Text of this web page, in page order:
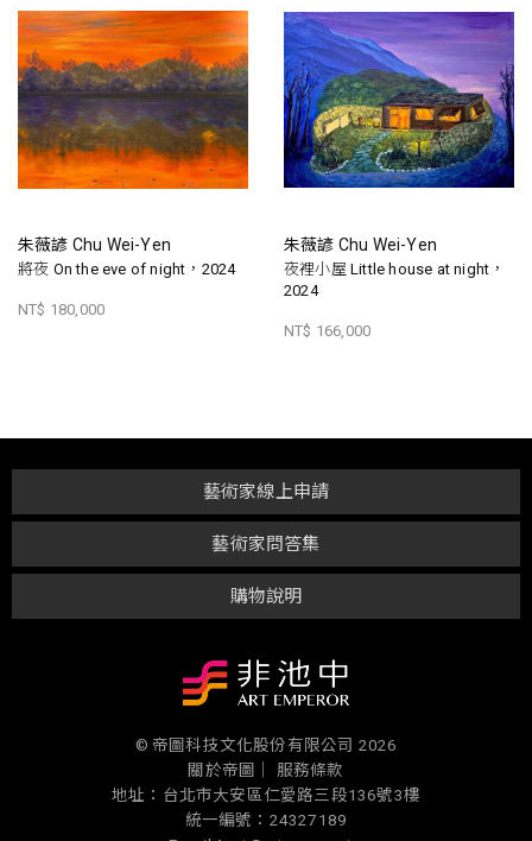
朱薇諺 Chu Wei-Yen
將夜 On the eve of night，2024
NT$ 180,000
朱薇諺 Chu Wei-Yen
夜裡小屋 Little house at night，
2024
NT$ 166,000
購物說明
藝術家問答集
藝術家線上申請
© 帝圖科技文化股份有限公司 2026
關於帝圖｜
服務條款
地址：台北市大安區仁愛路三段136號3樓
統一編號：24327189